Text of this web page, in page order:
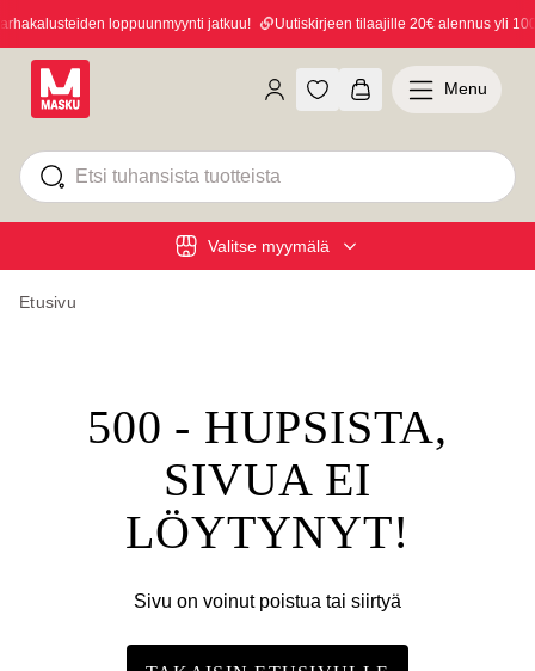
loppuunmyynti jatkuu! Uutiskirjeen tilaajille 20€ alennus yli
Valitse myymälä
Menu
Etusivu
500 - HUPSISTA,
SIVUA EI
LÖYTYNYT!
Sivu on voinut poistua tai siirtyä